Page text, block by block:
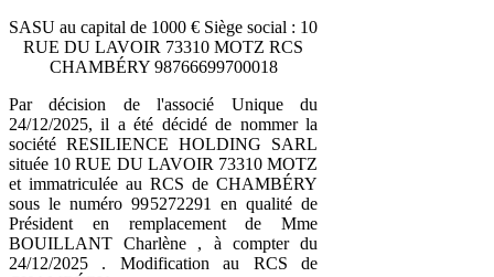
SASU au capital de 1000 € Siège social : 10
RUE DU LAVOIR 73310 MOTZ RCS
CHAMBÉRY 98766699700018
Par décision de l'associé Unique du
24/12/2025, il a été décidé de nommer la
société RESILIENCE HOLDING SARL
située 10 RUE DU LAVOIR 73310 MOTZ
et immatriculée au RCS de CHAMBÉRY
sous le numéro 995272291 en qualité de
Président en remplacement de Mme
BOUILLANT Charlène , à compter du
24/12/2025 . Modification au RCS de